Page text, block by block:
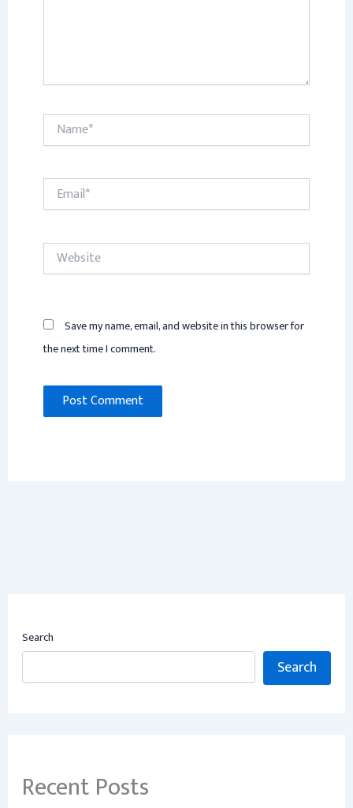
Name*
Email*
Website
Save my name, email, and website in this browser for
the next time I comment.
Search
Search
Recent Posts